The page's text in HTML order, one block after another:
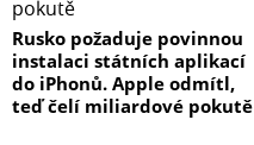
Rusko požaduje povinnou
instalaci státních aplikací
do iPhonů. Apple odmítl,
teď čelí miliardové pokutě